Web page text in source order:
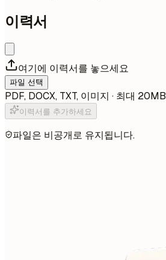
이력서
여기에 이력서를 놓으세요
파일 선택
PDF, DOCX, TXT, 이미지 · 최대 20MB
이력서를 추가하세요
파일은 비공개로 유지됩니다.